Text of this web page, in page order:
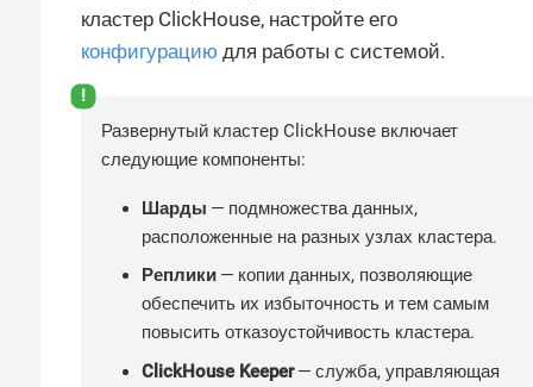
кластер ClickHouse, настройте его
конфигурацию для работы с системой.
Развернутый кластер ClickHouse включает
следующие компоненты:
Шарды — подмножества данных,
расположенные на разных узлах кластера.
Реплики — копии данных, позволяющие
обеспечить их избыточность и тем самым
повысить отказоустойчивость кластера.
ClickHouse Keeper— служба, управляющая